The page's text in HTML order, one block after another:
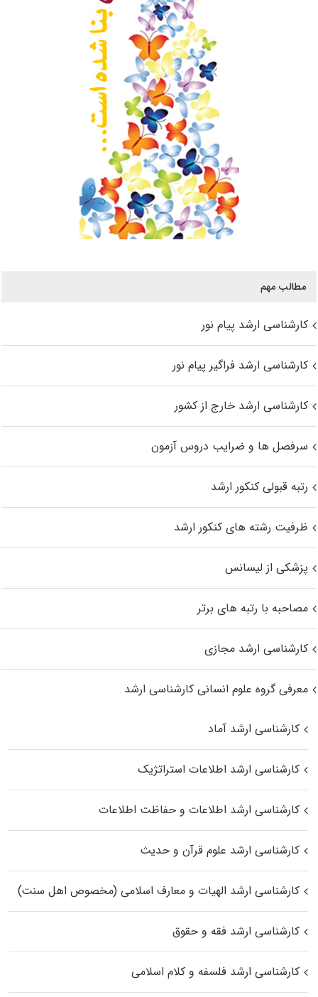
مطالب مهم
کارشناسی ارشد پیام نور
کارشناسی ارشد فراگیر پیام نور
کارشناسی ارشد خارج از کشور
سرفصل ها و ضرایب دروس آزمون
رتبه قبولی کنکور ارشد
ظرفیت رشته های کنکور ارشد
پزشکی از لیسانس
مصاحبه با رتبه های برتر
کارشناسی ارشد مجازی
معرفی گروه علوم انسانی کارشناسی ارشد
کارشناسی ارشد آماد
کارشناسی ارشد اطلاعات استراتژیک
کارشناسی ارشد اطلاعات و حفاظت اطلاعات
کارشناسی ارشد علوم قرآن و حدیث
کارشناسی ارشد الهیات و معارف اسلامی (مخصوص اهل سنت)
کارشناسی ارشد فقه و حقوق
کارشناسی ارشد فلسفه و کلام اسلامی